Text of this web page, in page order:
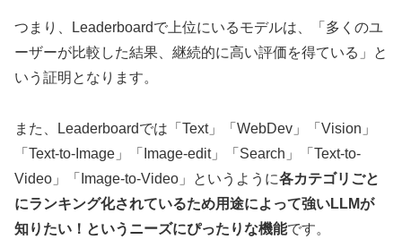
つまり、Leaderboardで上位にいるモデルは、「多くのユ
ーザーが比較した結果、継続的に高い評価を得ている」と
いう証明となります。
また、Leaderboardでは「Text」「WebDev」「Vision」
「Text-to-Image」「Image-edit」「Search」「Text-to-
Video」「Image-to-Video」というように各カテゴリごと
にランキング化されているため用途によって強いLLMが
知りたい！というニーズにぴったりな機能です。